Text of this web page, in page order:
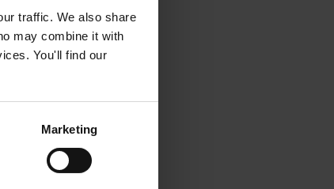
traffic. We also share
may combine it with
You'll find our
Marketing